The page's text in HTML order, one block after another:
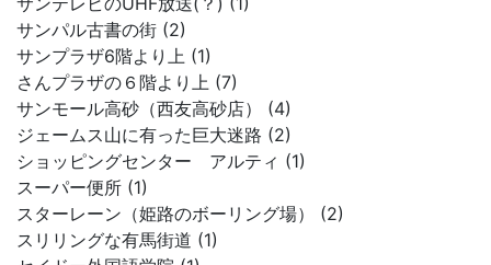
サンパル古書の街 (2)
サンプラザ6階より上 (1)
さんプラザの６階より上 (7)
サンモール高砂（西友高砂店） (4)
ジェームス山に有った巨大迷路 (2)
ショッピングセンター アルティ (1)
スーパー便所 (1)
スターレーン（姫路のボーリング場） (2)
スリリングな有馬街道 (1)